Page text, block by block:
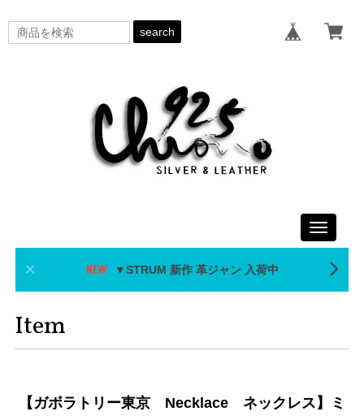
search
Toggle
▼STRUM 新作 革ジャン 入荷中
Item
【ガボラトリー東京 Necklace ネックレス】ミ